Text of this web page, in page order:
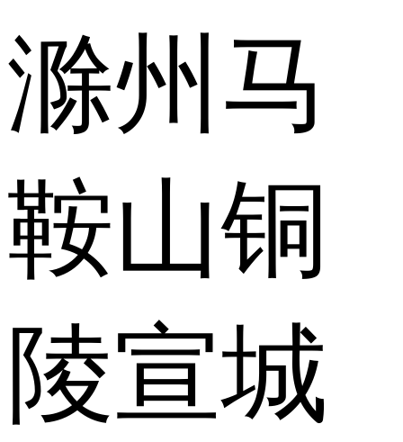
滁州 马
鞍山铜
陵宣城